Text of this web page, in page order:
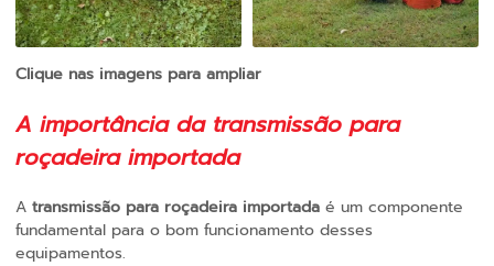
Clique nas imagens para ampliar
A importância da transmissão para
roçadeira importada
A transmissão para roçadeira importada é um componente
fundamental para o bom funcionamento desses
equipamentos.